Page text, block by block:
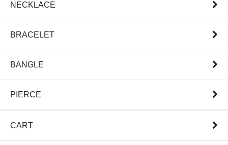
NECKLACE
BRACELET
BANGLE
PIERCE
CART